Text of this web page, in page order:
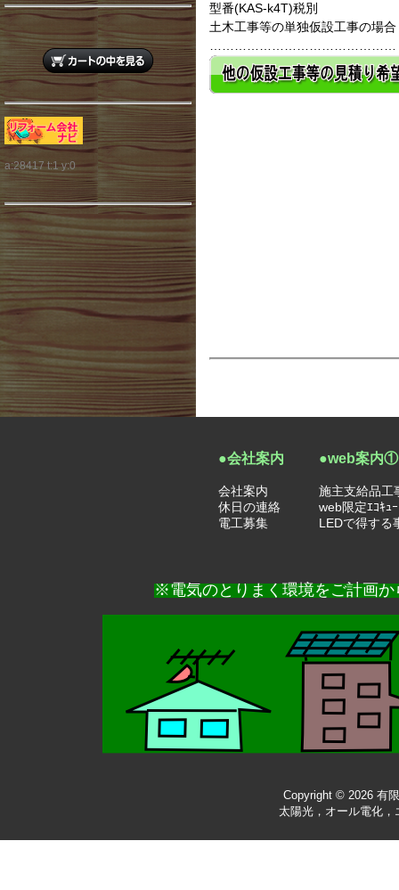
型番(KAS-k4T)税別
土木工事等の単独仮設工事の場合
a:28417 t:1 y:0
●会社案内
会社案内
休日の連絡
電工募集
●web案内①
施主支給品工
web限定ｴｺｷｭ
LEDで得する
※電気のとりまく環境をご計画
Copyright © 2026 有
太陽光，オール電化，